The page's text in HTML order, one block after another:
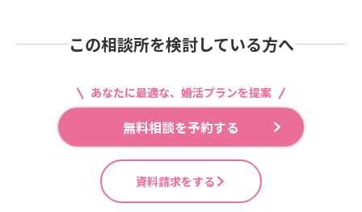
この相談所を検討している方へ
あなたに最適な、婚活プランを提案
無料相談を予約する
資料請求をする